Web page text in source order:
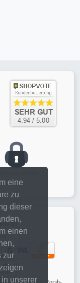
eine
zu
dieser
einen
zur
unserer
oder klassische Vorab-